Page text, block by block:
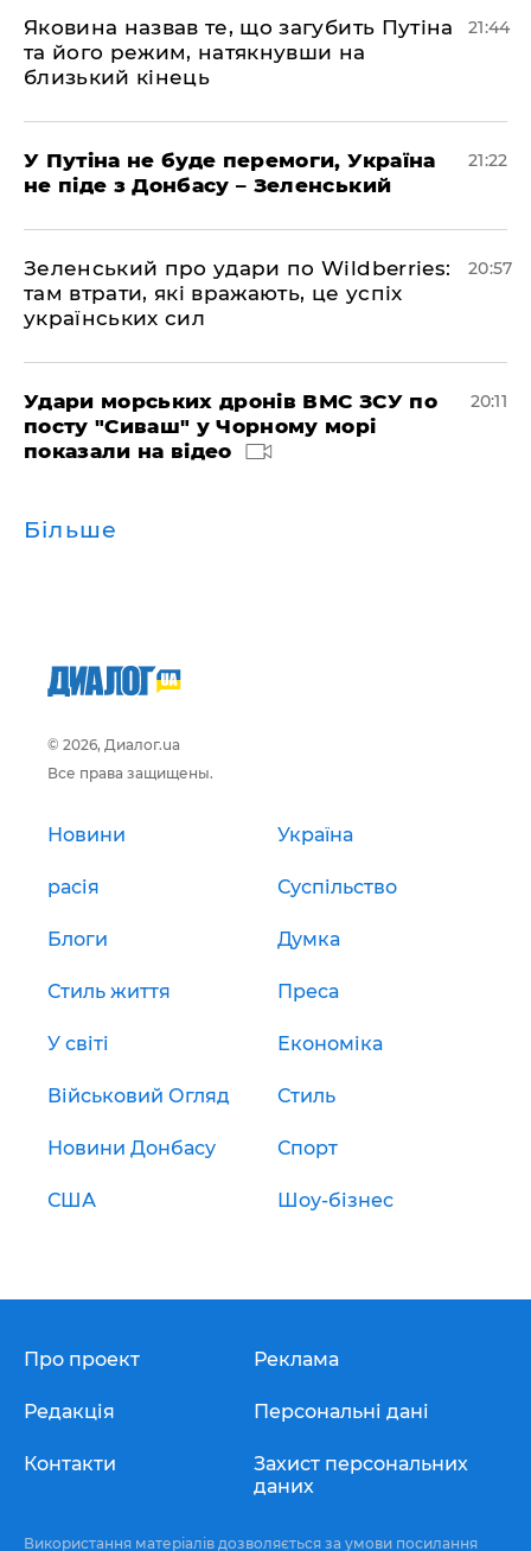
Яковина назвав те, що загубить Путіна
та його режим, натякнувши на
близький кінець
21:44
У Путіна не буде перемоги, Україна
не піде з Донбасу – Зеленський
21:22
Зеленський про удари по Wildberries:
там втрати, які вражають, це успіх
українських сил
20:57
Удари морських дронів ВМС ЗСУ по
посту "Сиваш" у Чорному морі
показали на відео
20:11
Більше
© 2026, Диалог.ua
Все права защищены.
Новини Україна
расія Суспільство
Блоги Думка
Стиль життя Преса
У світі Економіка
Військовий Огляд Стиль
Новини Донбасу Спорт
США Шоу-бізнес
Про проект
Редакція
Контакти
Реклама
Персональні дані
Захист персональних
даних
Використання матеріалів дозволяється за умови посилання